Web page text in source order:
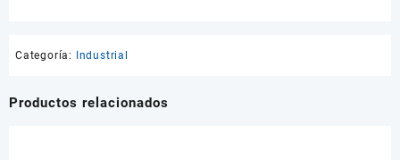
Categoría: Industrial
Productos relacionados